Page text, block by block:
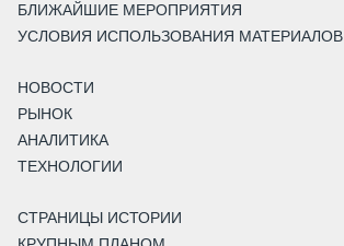
БЛИЖАЙШИЕ МЕРОПРИЯТИЯ
УСЛОВИЯ ИСПОЛЬЗОВАНИЯ МАТЕРИАЛОВ
НОВОСТИ
РЫНОК
АНАЛИТИКА
ТЕХНОЛОГИИ
СТРАНИЦЫ ИСТОРИИ